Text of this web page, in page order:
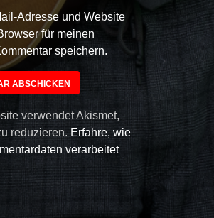
Adresse und Website
für meinen
speichern.
verwendet Akismet,
reduzieren. Erfahre, wie
verarbeitet